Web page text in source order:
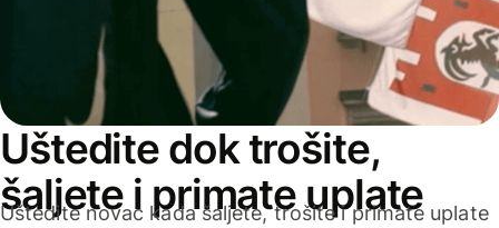
Uštedite dok trošite,
šaljete i primate uplate
Uštedite novac kada šaljete, trošite i primate uplate